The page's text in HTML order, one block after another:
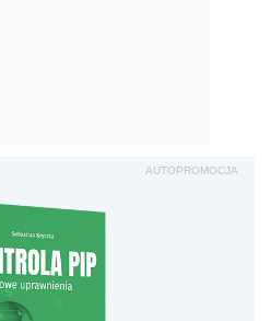
AUTOPROMOCJA